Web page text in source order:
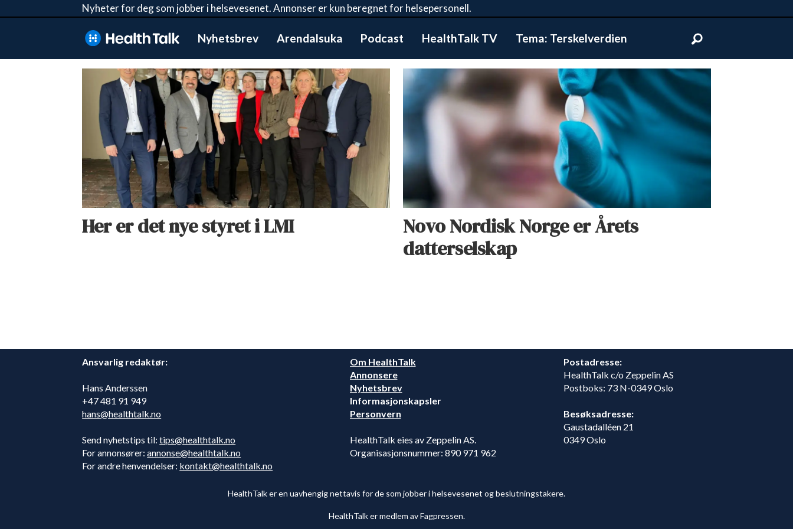
Nyheter for deg som jobber i helsevesenet. Annonser er kun beregnet for helsepersonell.
Nyhetsbrev Arendalsuka Podcast HealthTalk TV Tema: Terskelverdien
Her er det nye styret i LMI
Novo Nordisk Norge er Årets
datterselskap
Ansvarlig redaktør:
Hans Anderssen
+47 481 91 949
hans@healthtalk.no
Send nyhetstips til:tips@healthtalk.no
For annonsører:annonse@healthtalk.no
For andre henvendelser: kontakt@healthtalk.no
Om HealthTalk
Annonsere
Nyhetsbrev
Informasjonskapsler
Personvern
HealthTalk eies av Zeppelin AS.
Organisasjonsnummer: 890 971 962
Postadresse:
HealthTalk c/o Zeppelin AS
Postboks: 73 N-0349 Oslo
Besøksadresse:
Gaustadalléen 21
0349 Oslo
HealthTalk er en uavhengig nettavis for de som jobber i helsevesenet og beslutningstakere.
HealthTalk er medlem av Fagpressen.